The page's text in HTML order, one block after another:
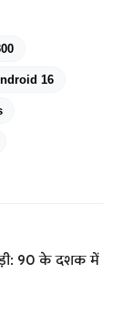
16
90 के दशक में